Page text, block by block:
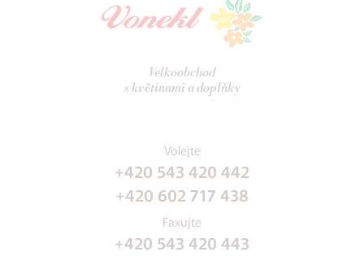
Velkoobchod
s květinami a doplňky
Volejte
+420 543 420 442
+420 602 717 438
Faxujte
+420 543 420 443